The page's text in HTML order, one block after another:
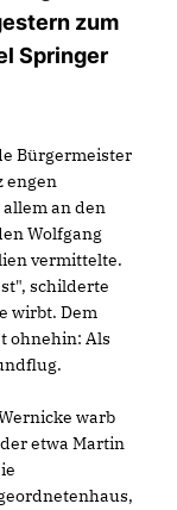
zum
Springer
Bürgermeister
engen
an den
Wolfgang
vermittelte.
schilderte
wirbt. Dem
ohnehin: Als
warb
etwa Martin